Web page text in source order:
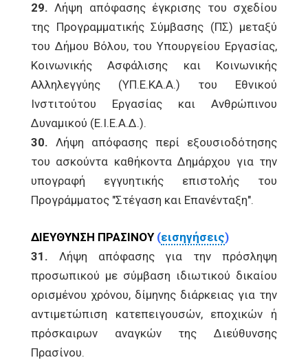
29. Λήψη απόφασης έγκρισης του σχεδίου
της Προγραμματικής Σύμβασης (ΠΣ) μεταξύ
του Δήμου Βόλου, του Υπουργείου Εργασίας,
Κοινωνικής Ασφάλισης και Κοινωνικής
Αλληλεγγύης (ΥΠ.Ε.ΚΑ.Α.) του Εθνικού
Ινστιτούτου Εργασίας και Ανθρώπινου
Δυναμικού (Ε.Ι.Ε.Α.Δ.).
30. Λήψη απόφασης περί εξουσιοδότησης
του ασκούντα καθήκοντα Δημάρχου για την
υπογραφή εγγυητικής επιστολής του
Προγράμματος "Στέγαση και Επανένταξη".
ΔΙΕΥΘΥΝΣΗ ΠΡΑΣΙΝΟΥ(εισηγήσεις)
31. Λήψη απόφασης για την πρόσληψη
προσωπικού με σύμβαση ιδιωτικού δικαίου
ορισμένου χρόνου, δίμηνης διάρκειας για την
αντιμετώπιση κατεπειγουσών, εποχικών ή
πρόσκαιρων αναγκών της Διεύθυνσης
Πρασίνου.